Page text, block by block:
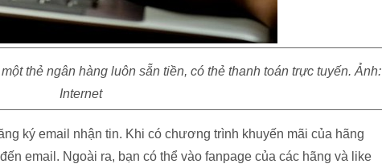
thẻ ngân hàng luôn sẵn tiền, có thẻ thanh toán trực tuyến. Ảnh:
Internet
ký email nhận tin. Khi có chương trình khuyến mãi của hãng
email. Ngoài ra, bạn có thể vào fanpage của các hãng và like